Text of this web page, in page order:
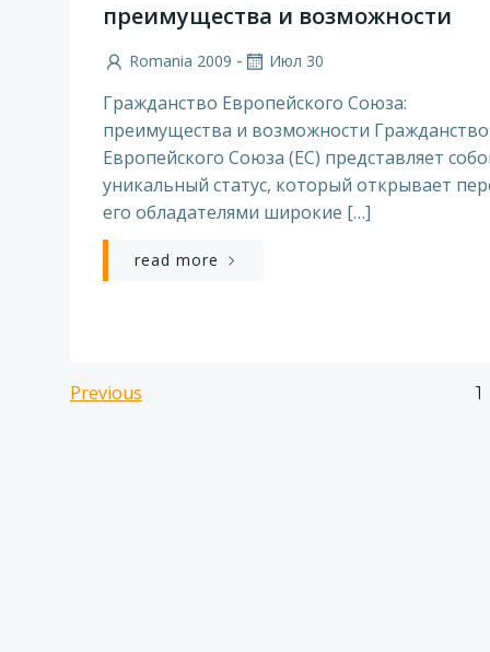
преимущества и возможности
Romania 2009 - Июл 30
Гражданство Европейского Союза:
преимущества и возможности Гражданство
Европейского Союза (ЕС) представляет
уникальный статус, который открывает
его обладателями широкие […]
read more
Навигация
Previous 1
© 2026 Громадянство Румунії для